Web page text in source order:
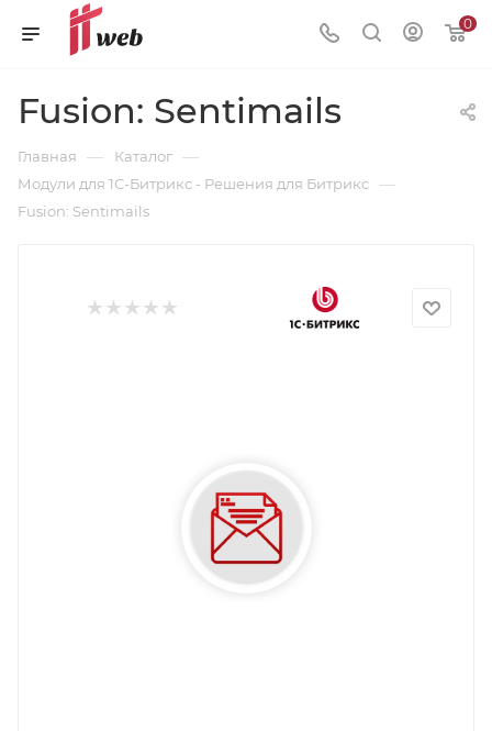
0
Fusion: Sentimails
Главная — Каталог —
Модули для 1С-Битрикс - Решения для Битрикс —
Fusion: Sentimails